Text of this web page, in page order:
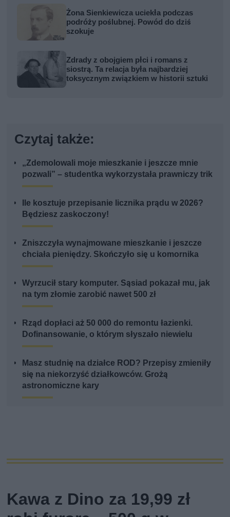
Żona Sienkiewicza uciekła podczas
podróży poślubnej. Powód do dziś
szokuje
Zdrady z obojgiem płci i romans z
siostrą. Ta relacja była najbardziej
toksycznym związkiem w historii sztuki
Czytaj także:
„Zdemolowali moje mieszkanie i jeszcze mnie
pozwali” – studentka wykorzystała prawniczy trik
Ile kosztuje przepisanie licznika prądu w 2026?
Będziesz zaskoczony!
Zniszczyła wynajmowane mieszkanie i jeszcze
chciała pieniędzy. Skończyło się u komornika
Wyrzucił stary komputer. Sąsiad pokazał mu, jak
na tym złomie zarobić nawet 500 zł
Rząd dopłaci aż 50 000 do remontu łazienki.
Dofinansowanie, o którym słyszało niewielu
Masz studnię na działce ROD? Przepisy zmieniły
się na niekorzyść działkowców. Grożą
astronomiczne kary
Kawa z Dino za 19,99 zł